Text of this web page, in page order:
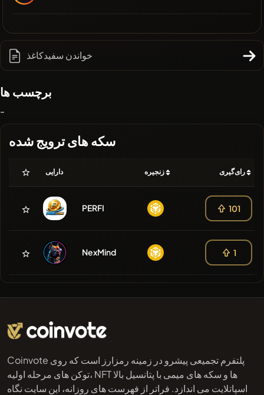
خواندن سفیدکاغذ
برچسب ها
-
سکه های ترویج شده
دارایی زنجیره رای‌گیری
PERFI 101
NexMind 1
Coinvote پلتفرم تجمیعی پیشرو در زمینه رمزارز است که روی
توکن های مرحله اولیه، NFT ها و سکه های میمی با پتانسیل بالا
اسپاتلایت می اندازد. فراتر از فهرست های روزانه، این سایت نگاه